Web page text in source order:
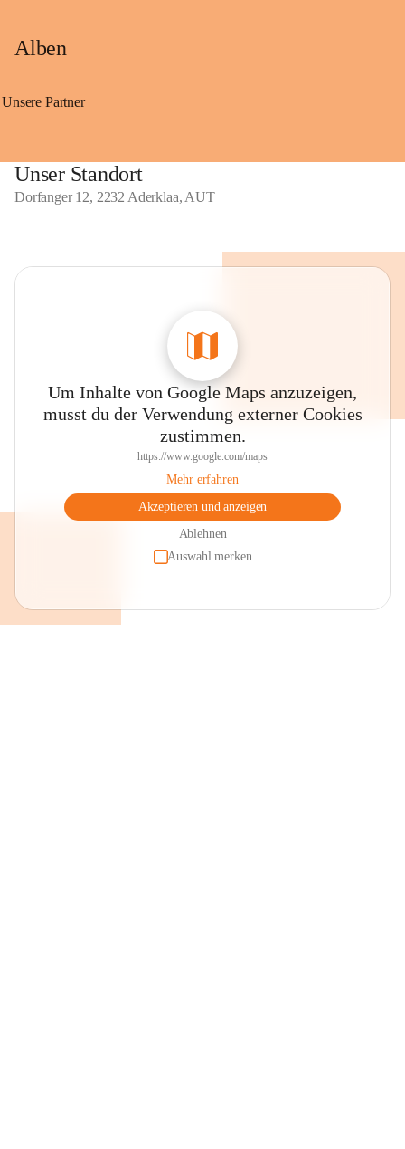
Alben
Unsere Partner
Unser Standort
Dorfanger 12, 2232 Aderklaa, AUT
Um Inhalte von Google Maps anzuzeigen,
musst du der Verwendung externer Cookies
zustimmen.
https://www.google.com/maps
Mehr erfahren
Akzeptieren und anzeigen
Ablehnen
Auswahl merken